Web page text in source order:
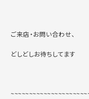
ご来店・お問い合わせ、
どしどしお待ちしてます